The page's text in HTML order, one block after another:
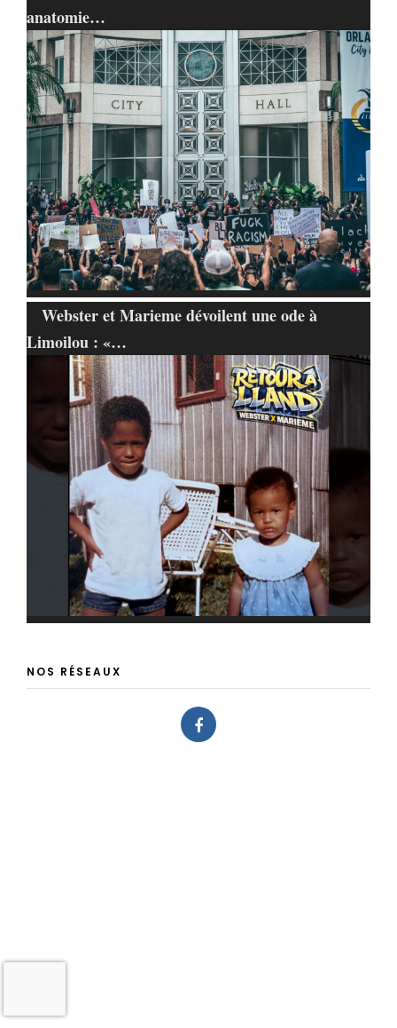
anatomie…
Webster et Marieme dévoilent une ode à
Limoilou : «…
NOS RÉSEAUX